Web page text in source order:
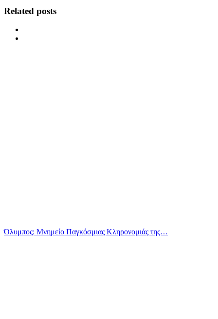
Related posts
Όλυμπος: Μνημείο Παγκόσμιας Κληρονομιάς της…